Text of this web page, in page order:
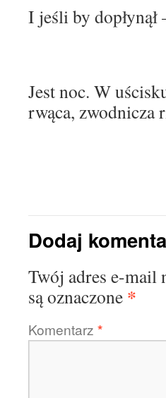
I jeśli by
Jest noc. W
rwąca, zwodnicza
Dodaj
Twój adres e-mail
są oznaczone *
Komentarz *